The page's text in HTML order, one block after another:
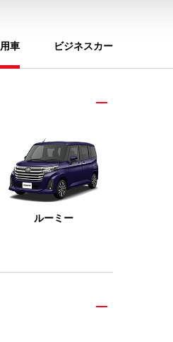
車 ビジネスカー
ルーミー